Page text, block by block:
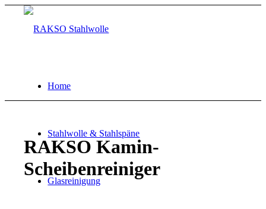
Home
Stahlwolle & Stahlspäne
Glasreinigung
RAKSO Kamin-
Scheibenreiniger